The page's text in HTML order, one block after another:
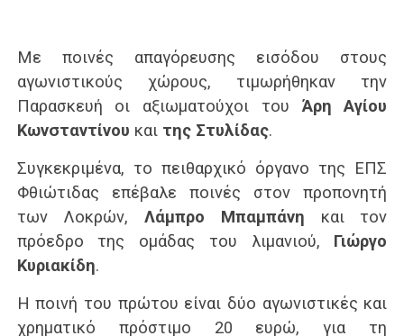
Με ποινές απαγόρευσης εισόδου στους
αγωνιστικούς χώρους, τιμωρήθηκαν την
Παρασκευή οι αξιωματούχοι του Άρη Αγίου
Κωνσταντίνου και της Στυλίδας.
Συγκεκριμένα, το πειθαρχικό όργανο της ΕΠΣ
Φθιώτιδας επέβαλε ποινές στον προπονητή
των Λοκρών,Λάμπρο Μπαμπάνη και τον
πρόεδρο της ομάδας του λιμανιού, Γιώργο
Κυριακίδη.
Η ποινή του πρώτου είναι δύο αγωνιστικές και
χρηματικό πρόστιμο 20 ευρώ, για τη